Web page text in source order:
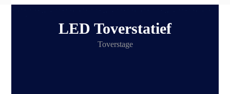
LED Toverstatief
Toverstage